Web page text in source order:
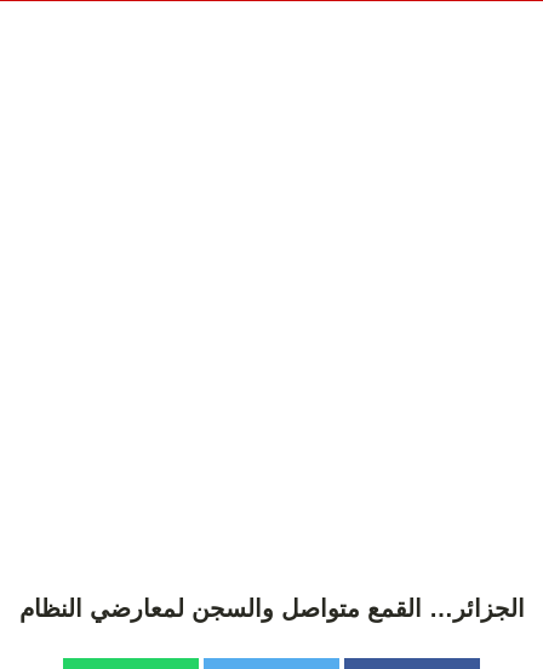
الجزائر… القمع متواصل والسجن لمعارضي النظام